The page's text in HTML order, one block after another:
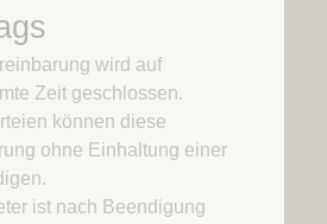
wird auf
Zeit geschlossen.
können diese
ohne Einhaltung einer
ist nach Beendigung